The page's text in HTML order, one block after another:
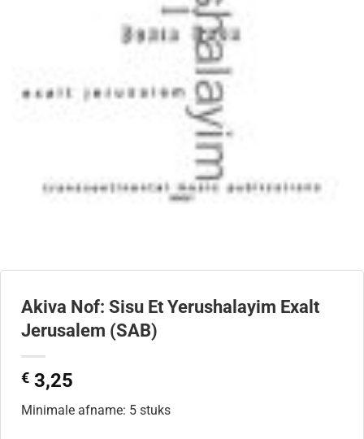
Akiva Nof: Sisu Et Yerushalayim Exalt
Jerusalem (SAB)
€ 3,25
Minimale afname: 5 stuks